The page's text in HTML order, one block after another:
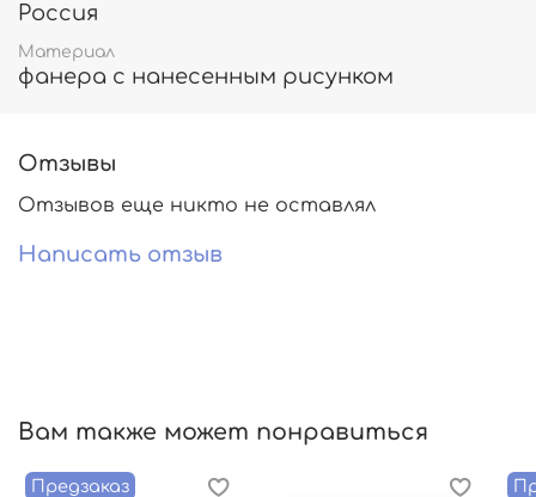
Россия
Материал
фанера с нанесенным рисунком
Отзывы
Отзывов еще никто не оставлял
Написать отзыв
Вам также может понравиться
Предзаказ